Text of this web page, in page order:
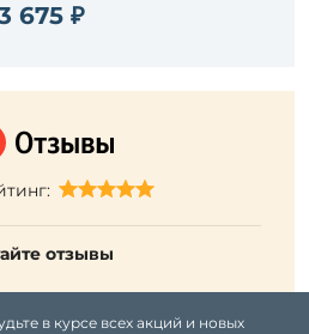
675 ₽
отзывы
в курсе всех акций и новых